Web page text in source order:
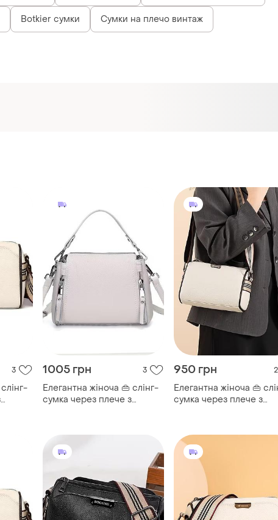
Botkier сумки Сумки на плечо винтаж
1005 грн 3
Елегантна жіноча 👜 слінг-
сумка через плече з
950 грн
Елегантна жіноча 👜
сумка через плече з
натуральної шкіри